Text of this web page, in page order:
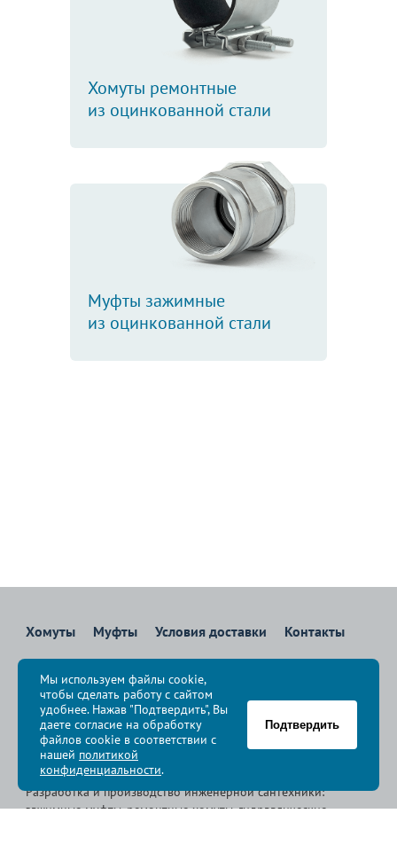
Хомуты ремонтные
из оцинкованной стали
Муфты зажимные
из оцинкованной стали
Хомуты Муфты Условия доставки Контакты
8 800 700-83-36
Звоните бесплатно с 08:00 до 17:00 по Москве
политика конфиденциальности
© Группа компаний « », 2009-2026
Разработка и производство инженерной сантехники:
зажимные муфты, ремонтные хомуты, гидравлические
Мы используем файлы cookie,
чтобы сделать работу с сайтом
удобнее. Нажав "Подтвердить", Вы
даете согласие на обработку
файлов cookie в соответствии с
нашей политикой
конфиденциальности.
Подтвердить